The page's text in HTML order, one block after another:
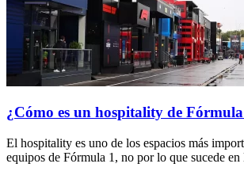
¿Cómo es un hospitality de
El hospitality es uno de los espacios más
equipos de Fórmula 1, no por lo que sucede